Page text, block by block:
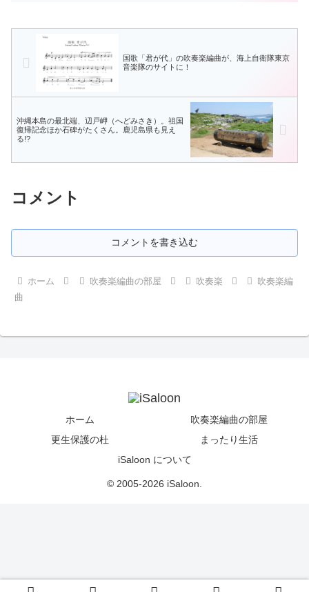
国歌「君が代」の吹奏楽編曲が、海上自衛隊東京
音楽隊のサイトに！
沖縄本島の最北端、辺戸岬（へどみさき）。祖国
復帰記念ほか石碑がたくさん。鹿児島県も見え
る!?
コメント
コメントを書き込む
ホーム 吹奏楽編曲の部屋 吹奏楽
吹奏楽編
曲
ホーム
吹奏楽編曲の部屋
更生保護の杜
まったり生活
iSaloon について
© 2005-2026 iSaloon.